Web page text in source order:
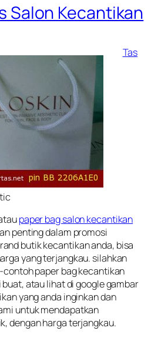
Salon Kecantikan
Tas
paper bag salon kecantikan
penting dalam promosi
butik kecantikan anda, bisa
yang terjangkau. silahkan
paper bag kecantikan
atau lihat di google gambar
yang anda inginkan dan
untuk mendapatkan
dengan harga terjangkau.